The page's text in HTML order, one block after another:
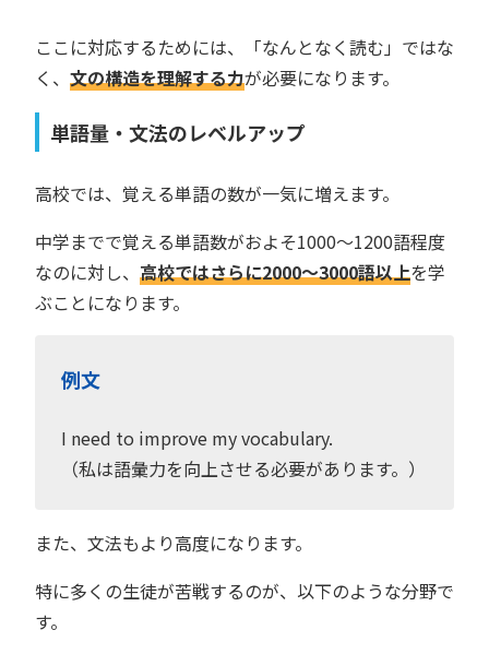
ここに対応するためには、「なんとなく読む」ではな
く、 文の構造を理解する力が必要になります。
単語量・文法のレベルアップ
高校では、覚える単語の数が一気に増えます。
中学までで覚える単語数がおよそ1000〜1200語程度
なのに対し、 高校ではさらに2000〜3000語以上を学
ぶことになります。
例文
I need to improve my vocabulary.
（私は語彙力を向上させる必要があります。）
また、文法もより高度になります。
特に多くの生徒が苦戦するのが、以下のような分野で
す。